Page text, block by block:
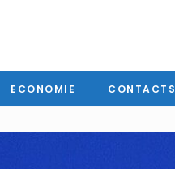
ECONOMIE CONTACTS